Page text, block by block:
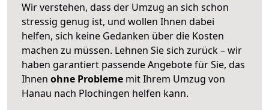
Wir verstehen, dass der Umzug an sich schon
stressig genug ist, und wollen Ihnen dabei
helfen, sich keine Gedanken über die Kosten
machen zu müssen. Lehnen Sie sich zurück – wir
haben garantiert passende Angebote für Sie, das
Ihnen ohne Probleme mit Ihrem Umzug von
Hanau nach Plochingen helfen kann.